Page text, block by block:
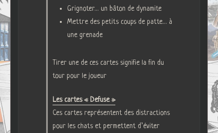
Grignoter… un bâton de dynamite
Mettre des petits coups de patte… à
une grenade
Tirer une de ces cartes signifie la fin du
tour pour le joueur
Les cartes « Defuse »
Ces cartes représentent des distractions
pour les chats et permettent d’éviter